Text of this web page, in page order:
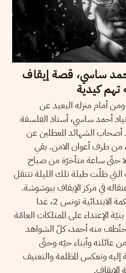
أحمد ساسي، قصة إيقاف
كيدية
أمام منزله البعيد عن
أحمد ساسي، أستاذ الفلسفة
أصحاب الشهائد المعطلين عن
من طرف أعوان الامن. بقي
حتّى ساعة متأخرّة من صباح
التي ظلّت طيلة تلك الليلة تتنقل
في مركز الإيقاف ببوشوشة.
ومن المنتظر إحالته على المحكمة الابتدائية تونس 2، غدا
الإعتداء على الممتلكات العامّة
منه أحمد، كلّ الشواهد
عائلته وأبناء حيّه وحتّى
إليه وتعكس المظلمة والتعنيف
الإيقاف.